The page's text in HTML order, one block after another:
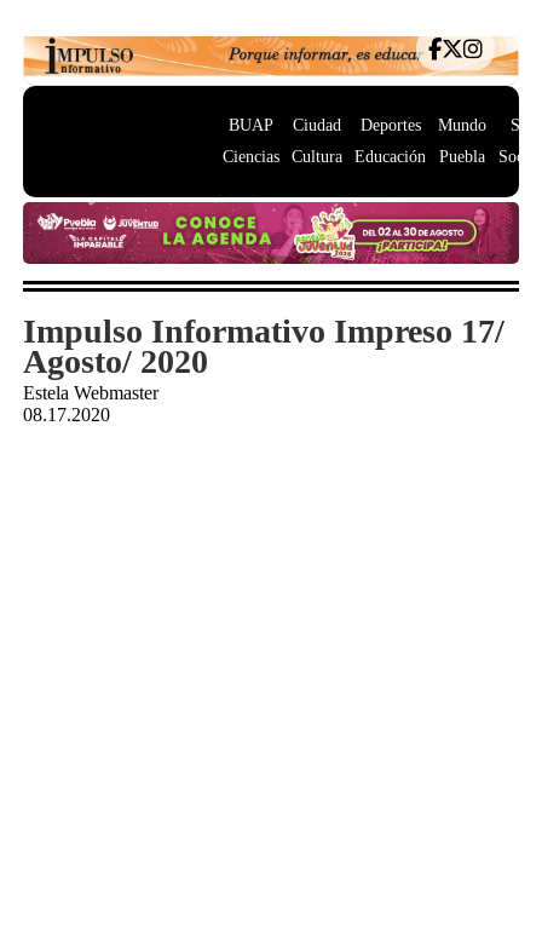
BUAP
Ciencias
Ciudad
Cultura
Deportes
Educación
Mundo
Puebla
Impulso Informativo Impreso 17/
Agosto/ 2020
Estela Webmaster
08.17.2020